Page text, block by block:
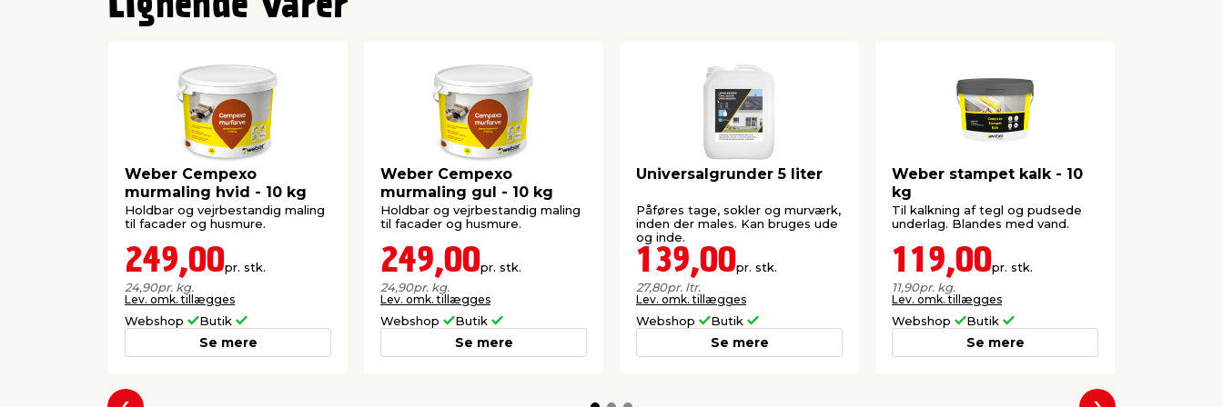
Weber Cempexo
murmaling hvid - 10 kg
Holdbar og vejrbestandig maling
til facader og husmure.
249,00pr. stk.
24,90pr. kg.
Lev. omk. tillægges
Webshop Butik
Se mere
Weber Cempexo
murmaling gul - 10 kg
Holdbar og vejrbestandig maling
til facader og husmure.
249,00pr. stk.
24,90pr. kg.
Lev. omk. tillægges
Webshop Butik
Se mere
Universalgrunder 5 liter
Påføres tage, sokler og murværk,
inden der males. Kan bruges ude
og inde.
139,00pr. stk.
27,80pr. ltr.
Lev. omk. tillægges
Webshop Butik
Se mere
Weber stampet kalk - 10
kg
Til kalkning af tegl og pudsede
underlag. Blandes med vand.
119,00pr. stk.
11,90pr. kg.
Lev. omk. tillægges
Webshop Butik
Se mere